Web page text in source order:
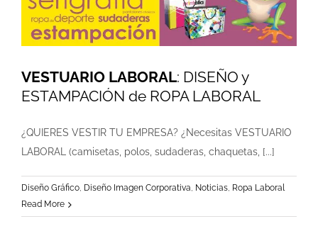
VESTUARIO LABORAL: DISEÑO y
ESTAMPACIÓN de ROPA LABORAL
¿QUIERES VESTIR TU EMPRESA? ¿Necesitas VESTUARIO
LABORAL (camisetas, polos, sudaderas, chaquetas, [...]
Diseño Gráfico, Diseño Imagen Corporativa, Noticias, Ropa Laboral
Read More